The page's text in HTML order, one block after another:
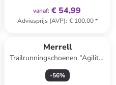
vanaf: € 54,99
Adviesprijs (AVP): € 100,00*
Merrell
Trailrunningschoenen "Agility"
zwart
-56%